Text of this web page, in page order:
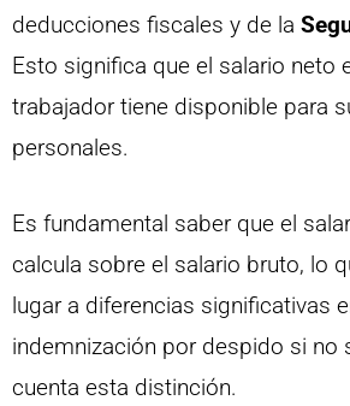
deducciones fiscales y de la
Esto significa que el salario neto
trabajador tiene disponible para
personales.
Es fundamental saber que el
calcula sobre el salario bruto, lo
lugar a diferencias significativas
indemnización por despido si no
cuenta esta distinción.